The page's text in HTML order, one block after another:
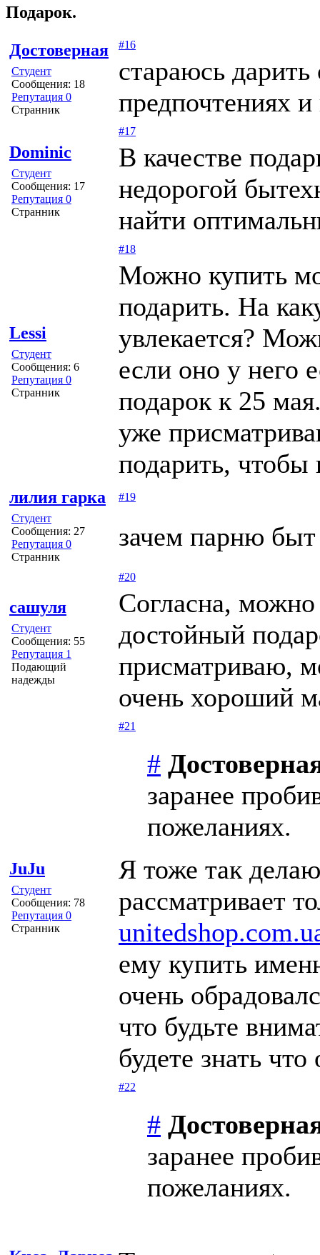
Подарок.
Достоверная
Студент
Сообщения: 18
Репутация 0
Странник
#16
стараюсь
предпочтениях
Dominic
Студент
Сообщения: 17
Репутация 0
Странник
#17
В качестве
недорогой
найти
Lessi
Студент
Сообщения: 6
Репутация 0
Странник
#18
Можно купить
подарить. На
увлекается?
если оно у него
подарок к 25
уже
подарить,
лилия гарка
Студент
Сообщения: 27
Репутация 0
Странник
#19
зачем парню быт
сашуля
Студент
Сообщения: 55
Репутация 1
Подающий
надежды
#20
Согласна,
достойный
присматриваю,
очень хороший
JuJu
Студент
Сообщения: 78
Репутация 0
Странник
#21
#
заранее
пожеланиях.
Я тоже так
рассматривает
ему купить
очень
что будьте
будете знать
#22
#
заранее
пожеланиях.